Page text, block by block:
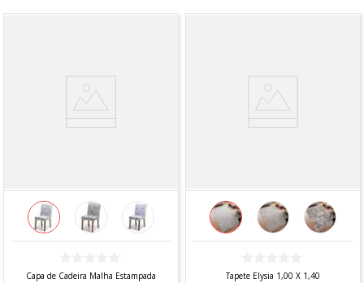
Capa de Cadeira Malha Estampada Tapete Elysia 1,00 X 1,40